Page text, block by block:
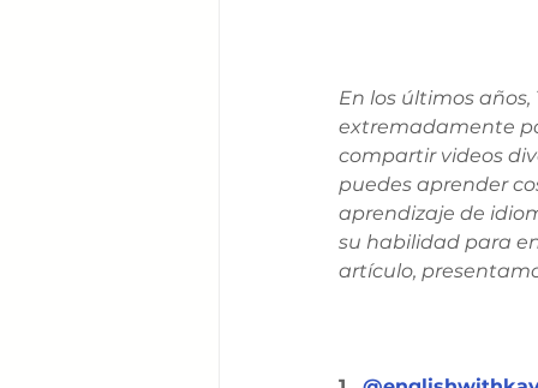
En los últimos
extremadamente
compartir videos
puedes aprender
aprendizaje de
su habilidad para
artículo,